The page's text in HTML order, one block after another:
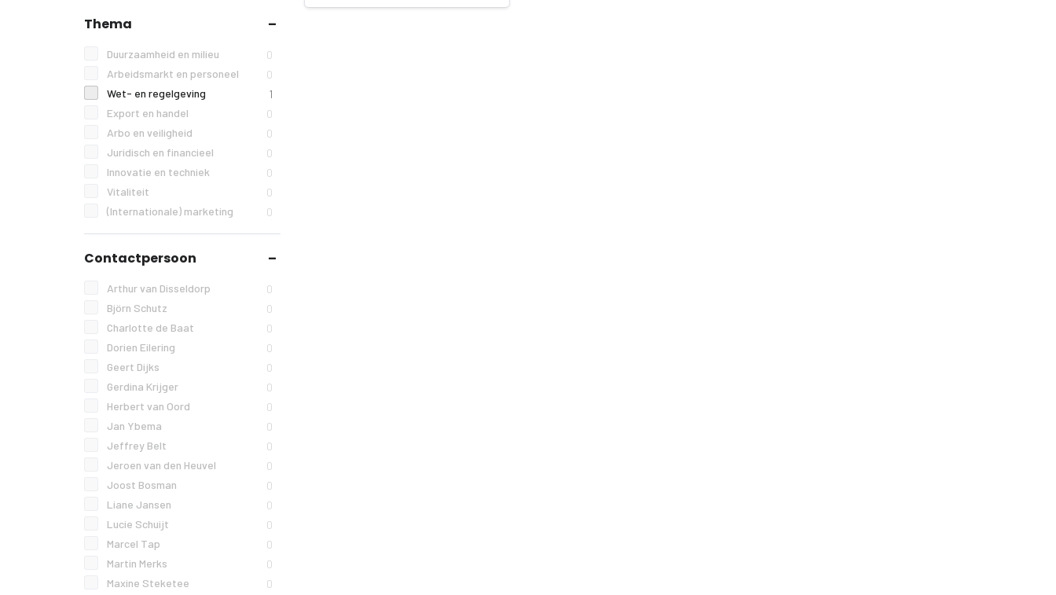
Thema
Duurzaamheid en milieu 0
Arbeidsmarkt en personeel 0
Wet- en regelgeving 1
Export en handel 0
Arbo en veiligheid 0
Juridisch en financieel 0
Innovatie en techniek 0
Vitaliteit 0
(Internationale) marketing 0
Contactpersoon
Arthur van Disseldorp 0
Björn Schutz 0
Charlotte de Baat 0
Dorien Eilering 0
Geert Dijks 0
Gerdina Krijger 0
Herbert van Oord 0
Jan Ybema 0
Jeffrey Belt 0
Jeroen van den Heuvel 0
Joost Bosman 0
Liane Jansen 0
Lucie Schuijt 0
Marcel Tap 0
Martin Merks 0
Maxine Steketee 0